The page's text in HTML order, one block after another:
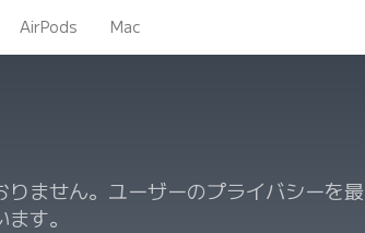
AirPods Mac
ません。ユーザーのプライバシーを最
す。